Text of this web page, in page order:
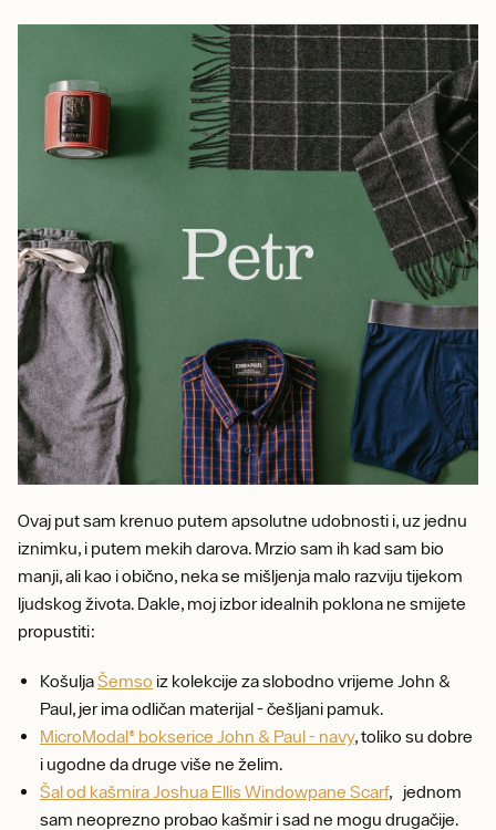
Ovaj put sam krenuo putem apsolutne udobnosti i, uz jednu
iznimku, i putem mekih darova. Mrzio sam ih kad sam bio
manji, ali kao i obično, neka se mišljenja malo razviju tijekom
ljudskog života. Dakle, moj izbor idealnih poklona ne smijete
propustiti:
KošuljaŠemso iz kolekcije za slobodno vrijeme John &
Paul, jer ima odličan materijal - češljani pamuk.
MicroModal® bokserice John & Paul - navy, toliko su dobre
i ugodne da druge više ne želim.
Šal od kašmira Joshua Ellis Windowpane Scarf, jednom
sam neoprezno probao kašmir i sad ne mogu drugačije.